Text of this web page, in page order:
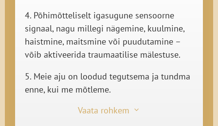
4. Põhimõtteliselt igasugune sensoorne
signaal, nagu millegi nägemine, kuulmine,
haistmine, maitsmine või puudutamine –
võib aktiveerida traumaatilise mälestuse.
5. Meie aju on loodud tegutsema ja tundma
enne, kui me mõtleme.
6. Inimese isiklik ajalugu – inimesed ja
Vaata rohkem 3